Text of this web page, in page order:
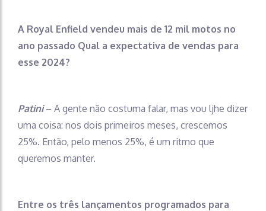
A Royal Enfield vendeu mais de 12 mil motos no
ano passado Qual a expectativa de vendas para
esse 2024?
Patini– A gente não costuma falar, mas vou ljhe dizer
uma coisa: nos dois primeiros meses, crescemos
25%. Então, pelo menos 25%, é um ritmo que
queremos manter.
Entre os três lançamentos programados para